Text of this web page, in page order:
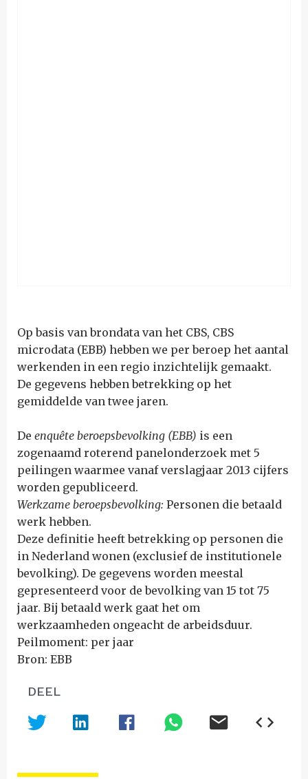
Op basis van brondata van het CBS, CBS
microdata (EBB) hebben we per beroep het aantal
werkenden in een regio inzichtelijk gemaakt.
De gegevens hebben betrekking op het
gemiddelde van twee jaren.
De enquête beroepsbevolking (EBB) is een
zogenaamd roterend panelonderzoek met 5
peilingen waarmee vanaf verslagjaar 2013 cijfers
worden gepubliceerd.
Werkzame beroepsbevolking: Personen die betaald
werk hebben.
Deze definitie heeft betrekking op personen die
in Nederland wonen (exclusief de institutionele
bevolking). De gegevens worden meestal
gepresenteerd voor de bevolking van 15 tot 75
jaar. Bij betaald werk gaat het om
werkzaamheden ongeacht de arbeidsduur.
Peilmoment: per jaar
Bron: EBB
DEEL